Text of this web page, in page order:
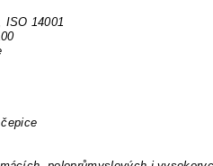
ISO 14001